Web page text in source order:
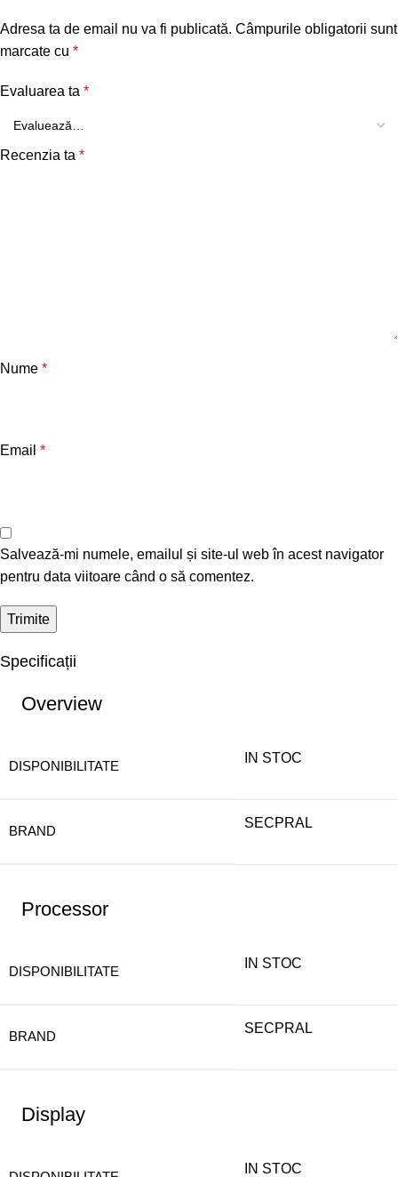
Adresa ta de email nu va fi publicată. Câmpurile obligatorii sunt
marcate cu *
Evaluarea ta *
Recenzia ta *
Nume *
Email *
Salvează-mi numele, emailul și site-ul web în acest navigator
pentru data viitoare când o să comentez.
Specificații
Overview
DISPONIBILITATE
IN STOC
BRAND
SECPRAL
Processor
DISPONIBILITATE
IN STOC
BRAND
SECPRAL
Display
IN STOC